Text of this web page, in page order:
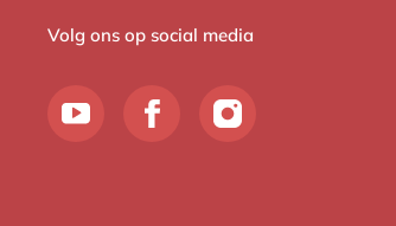
Volg ons op social media